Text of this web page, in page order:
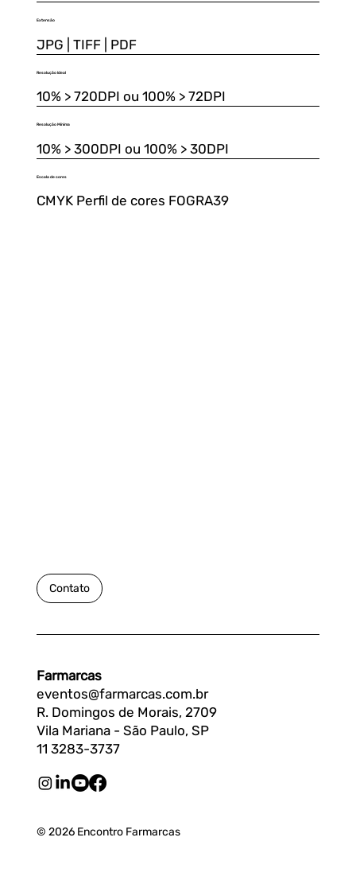
Extensão
JPG | TIFF | PDF
Resolução Ideal
10% > 720DPI ou 100% > 72DPI
Resolução Mínima
10% > 300DPI ou 100% > 30DPI
Escala de cores
CMYK Perfil de cores FOGRA39
Contato
Farmarcas
eventos@farmarcas.com.br
R. Domingos de Morais, 2709
Vila Mariana - São Paulo, SP
11 3283-3737
© 2026 Encontro Farmarcas